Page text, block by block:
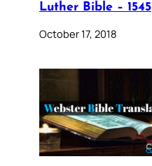
Luther Bible – 1545
October 17, 2018